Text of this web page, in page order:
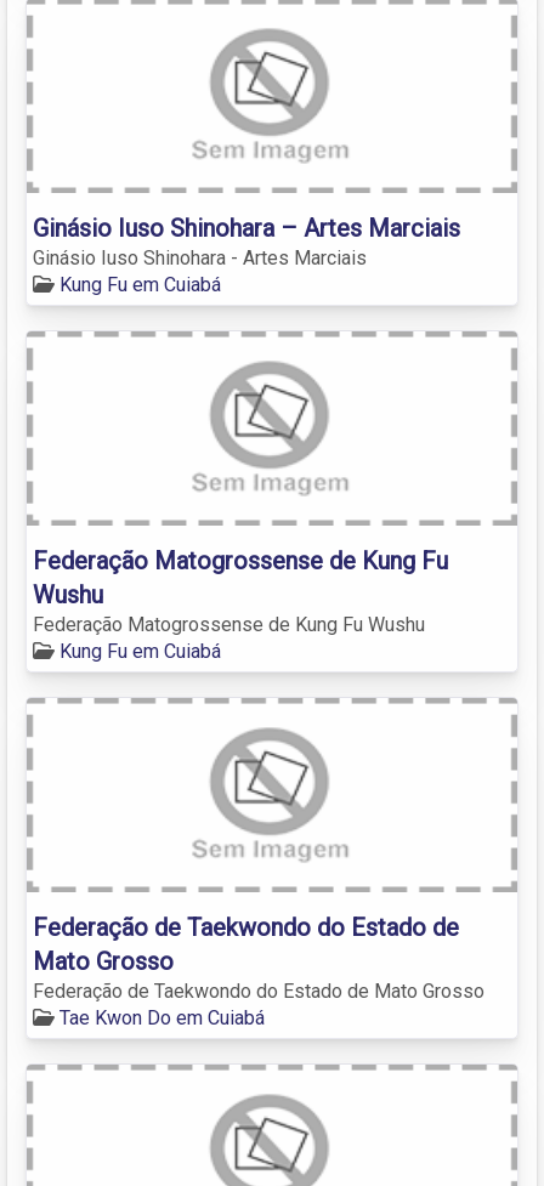
Ginásio Iuso Shinohara – Artes Marciais
Ginásio Iuso Shinohara - Artes Marciais
Kung Fu em Cuiabá
Federação Matogrossense de Kung Fu
Wushu
Federação Matogrossense de Kung Fu Wushu
Kung Fu em Cuiabá
Federação de Taekwondo do Estado de
Mato Grosso
Federação de Taekwondo do Estado de Mato Grosso
Tae Kwon Do em Cuiabá